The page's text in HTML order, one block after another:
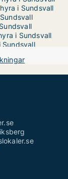
i Sundsvall
i Sundsvall